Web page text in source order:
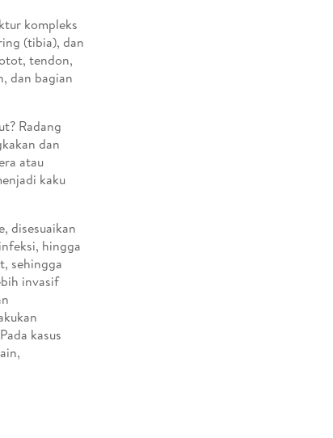
kompleks
(tibia), dan
tendon,
dan bagian
Radang
dan
atau
kaku
disesuaikan
hingga
sehingga
invasif
kasus